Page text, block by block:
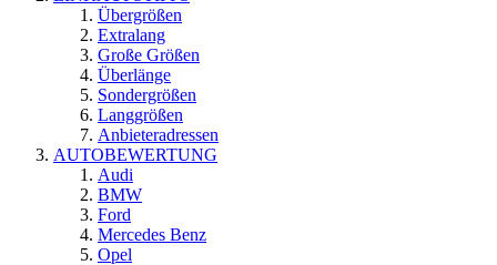
Übergrößen
Extralang
Große Größen
Überlänge
Sondergrößen
Langgrößen
Anbieteradressen
AUTOBEWERTUNG
Audi
BMW
Ford
Mercedes Benz
Opel